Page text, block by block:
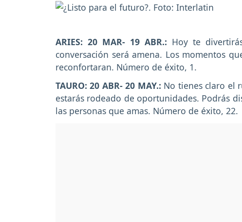
ARIES: 20 MAR- 19 ABR.: Hoy te
conversación será amena. Los momentos
reconfortaran. Número de éxito, 1.
TAURO: 20 ABR- 20 MAY.: No tienes claro el
estarás rodeado de oportunidades. Podrás
las personas que amas. Número de éxito, 22.